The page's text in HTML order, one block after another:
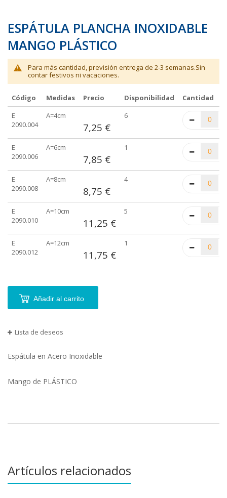
ESPÁTULA PLANCHA INOXIDABLE
MANGO PLÁSTICO
Para más cantidad, previsión entrega de 2-3 semanas.Sin
contar festivos ni vacaciones.
Elementos
de
agrupados
Código Medidas Precio Disponibilidad
Cantidad
E
2090.004
A=4cm
7,25 €
6
E
2090.006
A=6cm
7,85 €
1
E
2090.008
A=8cm
8,75 €
4
E
2090.010
A=10cm
11,25 €
5
E
2090.012
A=12cm
11,75 €
1
Añadir al carrito
Lista de deseos
Espátula en Acero Inoxidable
Mango de PLÁSTICO
Artículos relacionados